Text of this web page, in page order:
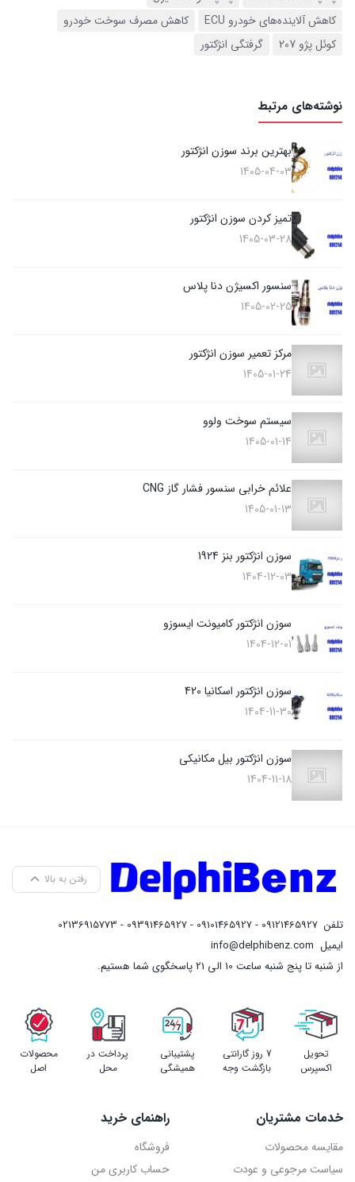
کاهش آلاینده‌های خودرو ECU
کاهش مصرف سوخت خودرو
کوئل پژو 207
گرفتگی انژکتور
نوشته‌های مرتبط
بهترین برند سوزن انژکتور
1405-04-03
تمیز کردن سوزن انژکتور
1405-03-28
سنسور اکسیژن دنا پلاس
1405-02-25
مرکز تعمیر سوزن انژکتور
1405-01-24
سیستم سوخت ولوو
1405-01-14
علائم خرابی سنسور فشار گاز CNG
1405-01-13
سوزن انژکتور بنز 1924
1404-12-03
سوزن انژکتور کامیونت ایسوزو
1404-12-01
سوزن انژکتور اسکانیا 420
1404-11-30
سوزن انژکتور بیل مکانیکی
1404-11-18
رفتن به بالا
تلفن 09121465927 - 09101465927 - 09391465927 - 02136915773
ایمیل info@delphibenz.com
از شنبه تا پنج شنبه ساعت 10 الی 21 پاسخگوی شما هستیم.
تحویل
اکسپرس
7 روز گارانتی
بازگشت وجه
پشتیبانی
همیشگی
پرداخت در
محل
محصولات
اصل
خدمات مشتریان
مقایسه محصولات
سیاست مرجوعی و عودت
راهنمای خرید
فروشگاه
حساب کاربری من